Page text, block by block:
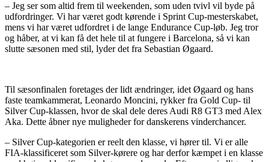
– Jeg ser som altid frem til weekenden, som uden tvivl vil byde på
udfordringer. Vi har været godt kørende i Sprint Cup-mesterskabet,
mens vi har været udfordret i de lange Endurance Cup-løb. Jeg tror
og håber, at vi kan få det hele til at fungere i Barcelona, så vi kan
slutte sæsonen med stil, lyder det fra Sebastian Øgaard.
Til sæsonfinalen foretages der lidt ændringer, idet Øgaard og hans
faste teamkammerat, Leonardo Moncini, rykker fra Gold Cup- til
Silver Cup-klassen, hvor de skal dele deres Audi R8 GT3 med Alex
Aka. Dette åbner nye muligheder for danskerens vinderchancer.
– Silver Cup-kategorien er reelt den klasse, vi hører til. Vi er alle
FIA-klassificeret som Silver-kørere og har derfor kæmpet i en klasse